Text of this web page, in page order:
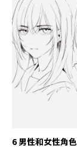
6 男性和女性角